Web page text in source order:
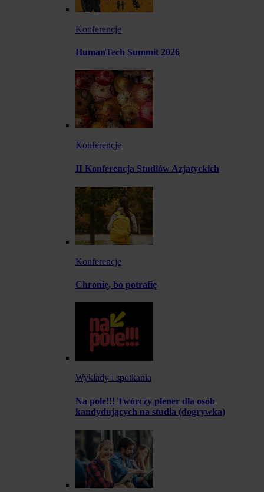
Konferencje
HumanTech Summit 2026
Konferencje
II Konferencja Studiów Azjatyckich
Konferencje
Chronię, bo potrafię
Wykłady i spotkania
Na pole!!! Twórczy plener dla osób
kandydujących na studia (dogrywka)